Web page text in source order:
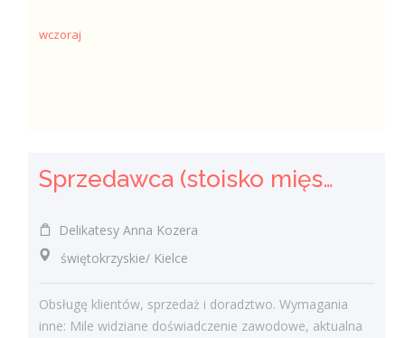
wczoraj
Sprzedawca (stoisko mięsno- wędliniarskie) (k/m)
Delikatesy Anna Kozera
świętokrzyskie/ Kielce
Obsługę klientów, sprzedaż i doradztwo. Wymagania
inne: Mile widziane doświadczenie zawodowe, aktualna